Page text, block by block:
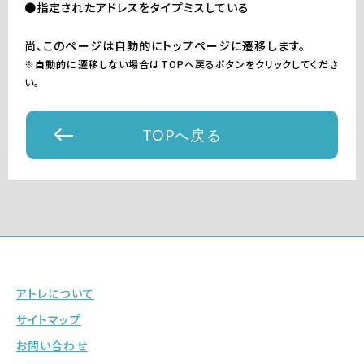
●指定されたアドレスをタイプミスしている
尚、このページは自動的にトップページに遷移します。
※自動的に遷移しない場合はTOPへ戻るボタンをクリックしてくださ
い。
TOPへ戻る
アトレについて
サイトマップ
お問い合わせ